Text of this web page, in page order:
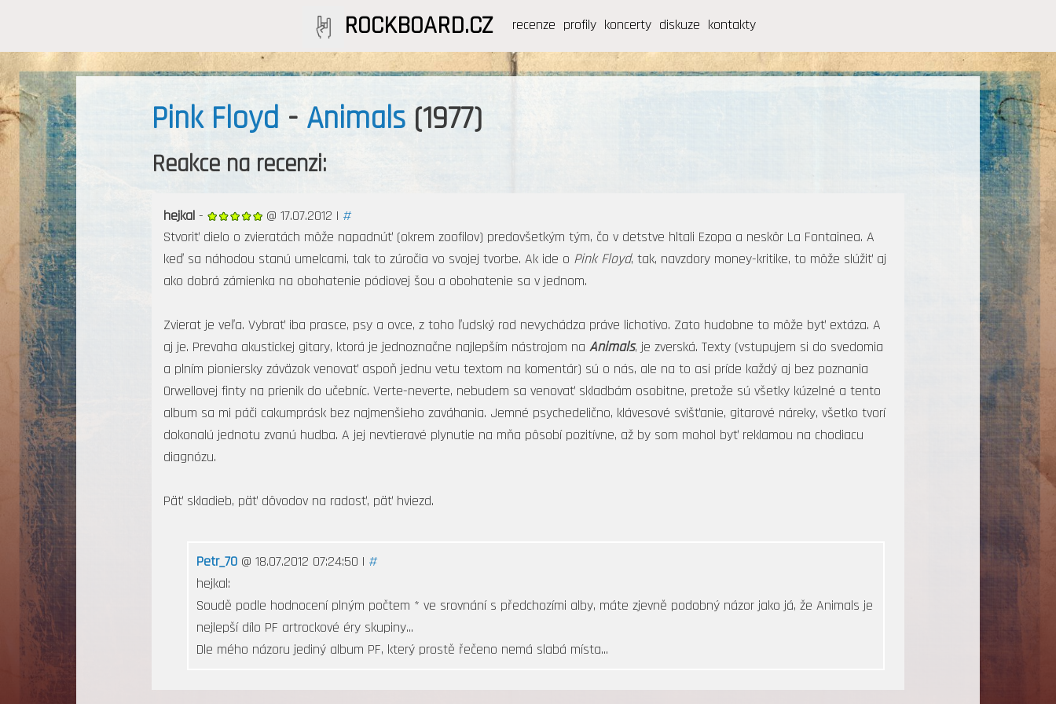
ROCKBOARD.CZ recenze profily koncerty diskuze kontakty
Pink Floyd - Animals(1977)
Reakce na recenzi:
hejkal- @ 17.07.2012 | #
Stvoriť dielo o zvieratách môže napadnúť (okrem zoofilov) predovšetkým tým, čo v detstve hltali Ezopa a neskôr La Fontainea. A
keď sa náhodou stanú umelcami, tak to zúročia vo svojej tvorbe. Ak ide o Pink Floyd, tak, navzdory money-kritike, to môže slúžiť aj
ako dobrá zámienka na obohatenie pódiovej šou a obohatenie sa v jednom.
Zvierat je veľa. Vybrať iba prasce, psy a ovce, z toho ľudský rod nevychádza práve lichotivo. Zato hudobne to môže byť extáza. A
aj je. Prevaha akustickej gitary, ktorá je jednoznačne najlepším nástrojom na Animals, je zverská. Texty (vstupujem si do svedomia
a plním pioniersky záväzok venovať aspoň jednu vetu textom na komentár) sú o nás, ale na to asi príde každý aj bez poznania
Orwellovej finty na prienik do učebníc. Verte-neverte, nebudem sa venovať skladbám osobitne, pretože sú všetky kúzelné a tento
album sa mi páči cakumprásk bez najmenšieho zaváhania. Jemné psychedelično, klávesové svišťanie, gitarové náreky, všetko tvorí
dokonalú jednotu zvanú hudba. A jej nevtieravé plynutie na mňa pôsobí pozitívne, až by som mohol byť reklamou na chodiacu
diagnózu.
Päť skladieb, päť dôvodov na radosť, päť hviezd.
Petr_70@ 18.07.2012 07:24:50 | #
hejkal:
Soudě podle hodnocení plným počtem * ve srovnání s předchozími alby, máte zjevně podobný názor jako já, že Animals je
nejlepší dílo PF artrockové éry skupiny...
Dle mého názoru jediný album PF, který prostě řečeno nemá slabá místa...